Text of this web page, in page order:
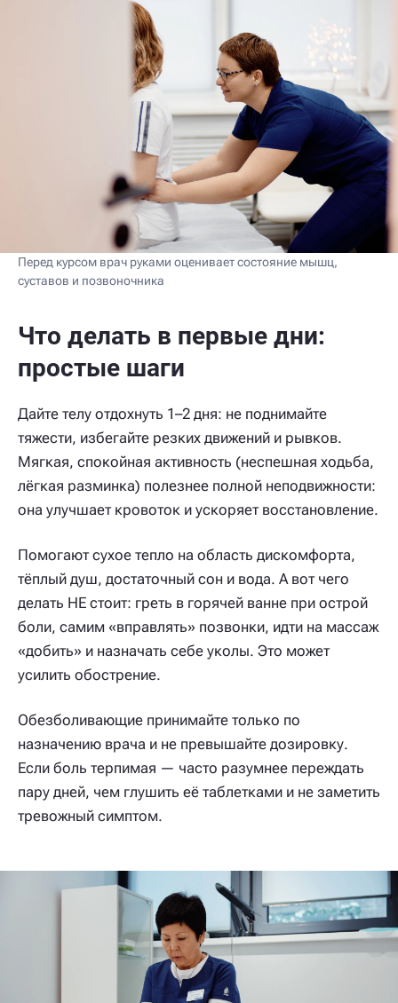
Перед курсом врач руками оценивает состояние мышц,
суставов и позвоночника
Что делать в первые дни:
простые шаги
Дайте телу отдохнуть 1–2 дня: не поднимайте
тяжести, избегайте резких движений и рывков.
Мягкая, спокойная активность (неспешная ходьба,
лёгкая разминка) полезнее полной неподвижности:
она улучшает кровоток и ускоряет восстановление.
Помогают сухое тепло на область дискомфорта,
тёплый душ, достаточный сон и вода. А вот чего
делать НЕ стоит: греть в горячей ванне при острой
боли, самим «вправлять» позвонки, идти на массаж
«добить» и назначать себе уколы. Это может
усилить обострение.
Обезболивающие принимайте только по
назначению врача и не превышайте дозировку.
Если боль терпимая — часто разумнее переждать
пару дней, чем глушить её таблетками и не заметить
тревожный симптом.